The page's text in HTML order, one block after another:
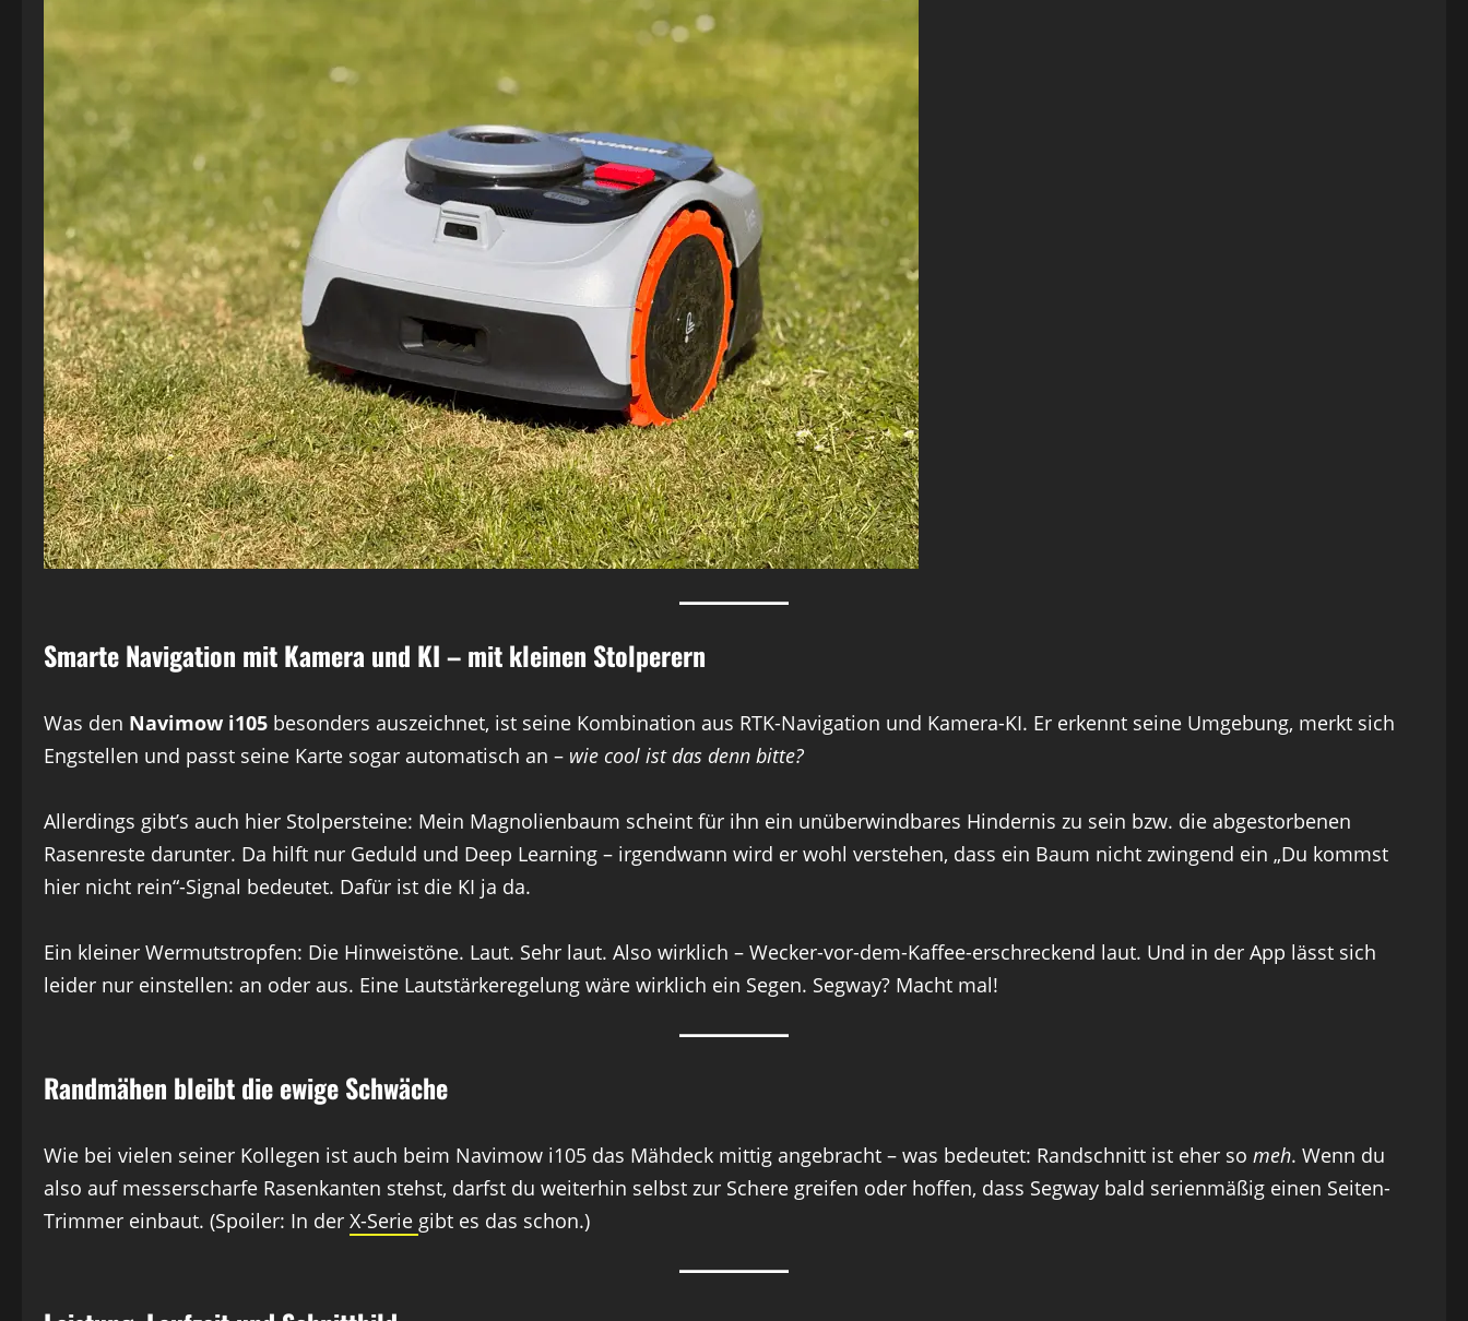
Smarte Navigation mit Kamera und KI – mit kleinen Stolperern
Was den Navimow i105 besonders auszeichnet, ist seine Kombination aus RTK-Navigation und Kamera-KI. Er erkennt seine Umgebung, merkt sich
Engstellen und passt seine Karte sogar automatisch an – wie cool ist das denn bitte?
Allerdings gibt’s auch hier Stolpersteine: Mein Magnolienbaum scheint für ihn ein unüberwindbares Hindernis zu sein bzw. die abgestorbenen
Rasenreste darunter. Da hilft nur Geduld und Deep Learning – irgendwann wird er wohl verstehen, dass ein Baum nicht zwingend ein „Du kommst
hier nicht rein“-Signal bedeutet. Dafür ist die KI ja da.
Ein kleiner Wermutstropfen: Die Hinweistöne. Laut. Sehr laut. Also wirklich – Wecker-vor-dem-Kaffee-erschreckend laut. Und in der App lässt sich
leider nur einstellen: an oder aus. Eine Lautstärkeregelung wäre wirklich ein Segen. Segway? Macht mal!
Randmähen bleibt die ewige Schwäche
Wie bei vielen seiner Kollegen ist auch beim Navimow i105 das Mähdeck mittig angebracht – was bedeutet: Randschnitt ist eher so meh. Wenn du
also auf messerscharfe Rasenkanten stehst, darfst du weiterhin selbst zur Schere greifen oder hoffen, dass Segway bald serienmäßig einen Seiten-
Trimmer einbaut. (Spoiler: In der X-Serie gibt es das schon.)